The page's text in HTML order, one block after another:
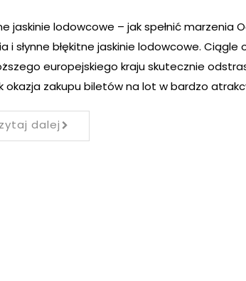
jaskinie lodowcowe – jak spełnić marzenia
i słynne błękitne jaskinie lodowcowe.
europejskiego kraju skutecznie
okazja zakupu biletów na lot w bardzo
dalej